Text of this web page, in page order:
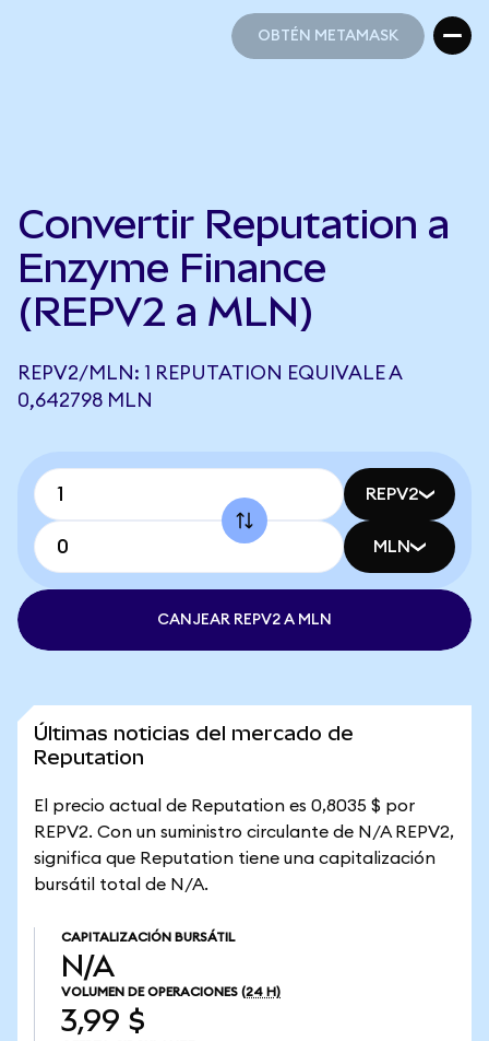
OBTÉN METAMASK
Convertir Reputation a
Enzyme Finance
(REPV2 a MLN)
REPV2/MLN: 1 REPUTATION EQUIVALE A
0,642798 MLN
REPV2
MLN
CANJEAR REPV2 A MLN
Últimas noticias del mercado de
Reputation
El precio actual de Reputation es 0,8035 $ por
REPV2. Con un suministro circulante de N/A REPV2,
significa que Reputation tiene una capitalización
bursátil total de N/A.
CAPITALIZACIÓN BURSÁTIL
N/A
VOLUMEN DE OPERACIONES (24 H)
3,99 $